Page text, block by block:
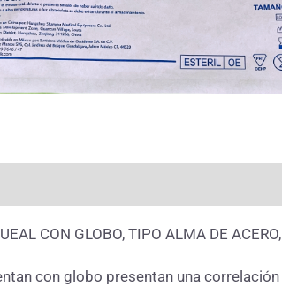
CON GLOBO, TIPO ALMA DE
con globo presentan una